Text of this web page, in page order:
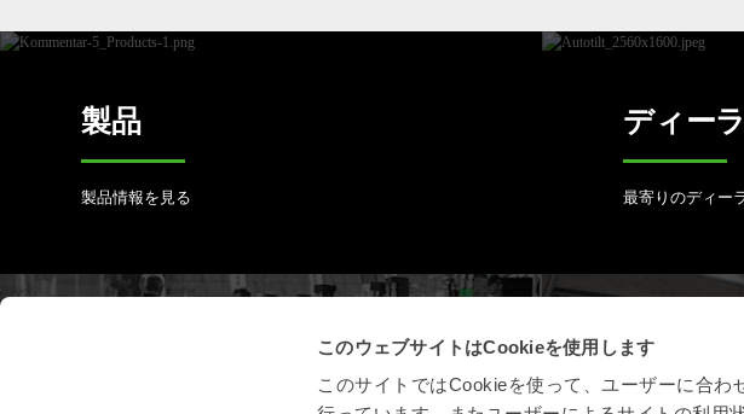
このウェブサイトはCookieを使用します
このサイトではCookieを使って、ユーザーに合
製品
製品情報を見る
ディー
最寄りのディー
オープ